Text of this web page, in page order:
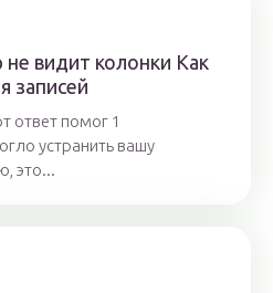
видит колонки Как
записей
ответ помог 1
устранить вашу
это...